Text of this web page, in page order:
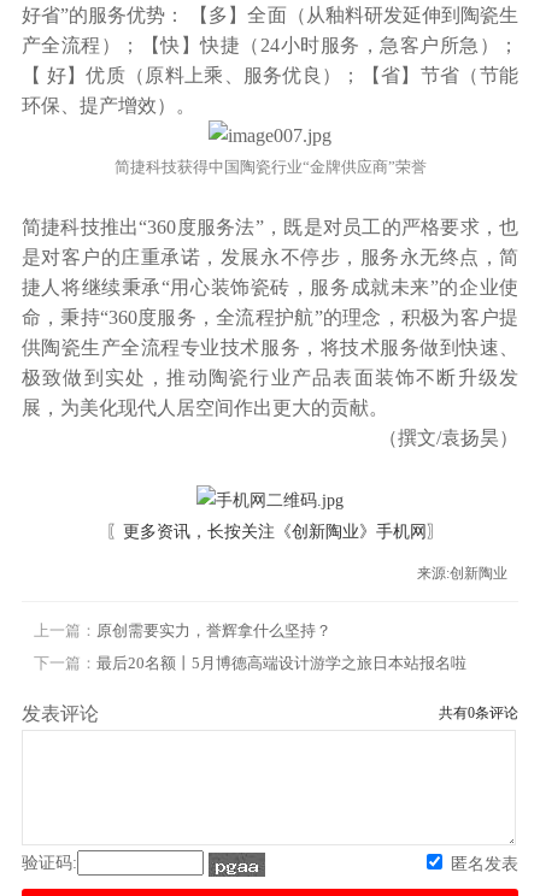
好省”的服务优势： 【多】全面（从釉料研发延伸到陶瓷生
产全流程）；【快】快捷（24小时服务，急客户所急）；
【 好】优质（原料上乘、服务优良）；【省】节省（节能
环保、提产增效）。
简捷科技获得中国陶瓷行业“金牌供应商”荣誉
简捷科技推出“360度服务法”，既是对员工的严格要求，也
是对客户的庄重承诺，发展永不停步，服务永无终点，简
捷人将继续秉承“用心装饰瓷砖，服务成就未来”的企业使
命，秉持“360度服务，全流程护航”的理念，积极为客户提
供陶瓷生产全流程专业技术服务，将技术服务做到快速、
极致做到实处，推动陶瓷行业产品表面装饰不断升级发
展，为美化现代人居空间作出更大的贡献。
（撰文/袁扬昊）
〖更多资讯，长按关注 《创新陶业》手机网 〗
来源:创新陶业
上一篇： 原创需要实力，誉辉拿什么坚持？
下一篇： 最后20名额丨5月博德高端设计游学之旅日本站报名啦
发表评论 共有0条评论
验证码: 匿名发表